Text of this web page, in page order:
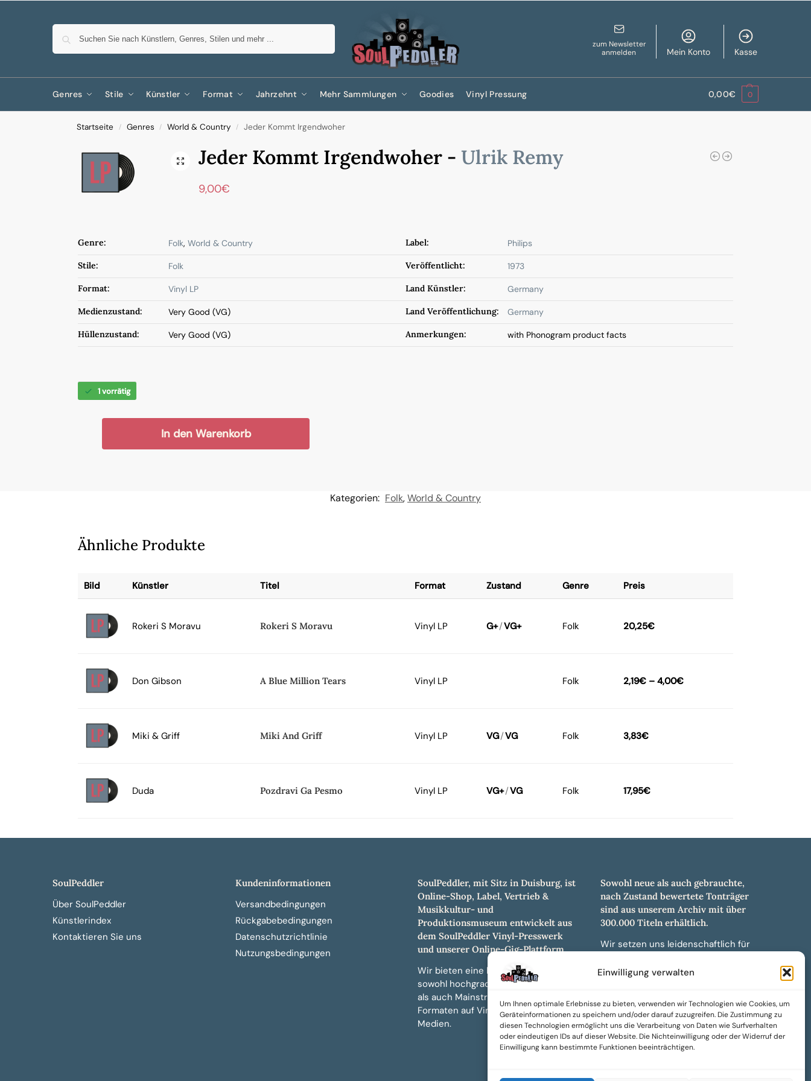
Einwilligung verwalten
Um Ihnen optimale Erlebnisse zu bieten, verwenden wir Technologien wie Cookies, um
Geräteinformationen zu speichern und/oder darauf zuzugreifen. Die Zustimmung zu
diesen Technologien ermöglicht uns die Verarbeitung von Daten wie Surfverhalten
oder eindeutigen IDs auf dieser Website. Die Nichteinwilligung oder der Widerruf der
Einwilligung kann bestimmte Funktionen beeinträchtigen.
zum Newsletter
anmelden
Mein Konto Kasse
Genres Stile Künstler Format Jahrzehnt Mehr Sammlungen Goodies Vinyl Pressung 0,00€ 0
Startseite / Genres / World & Country / Jeder Kommt Irgendwoher
Jeder Kommt Irgendwoher - Ulrik Remy
9,00€
Genre: Folk, World & Country
Stile: Folk
Format: Vinyl LP
Medienzustand: Very Good (VG)
Hüllenzustand: Very Good (VG)
Label: Philips
Veröffentlicht: 1973
Land Künstler: Germany
Land Veröffentlichung: Germany
Anmerkungen: with Phonogram product facts
1 vorrätig
In den Warenkorb
Kategorien: Folk,World & Country
Ähnliche Produkte
Bild Künstler Titel Format Zustand Genre Preis
Rokeri S Moravu Rokeri S Moravu Vinyl LP G+/VG+ Folk 20,25€
Don Gibson A Blue Million Tears Vinyl LP Folk 2,19€ – 4,00€
Miki & Griff Miki And Griff Vinyl LP VG/VG Folk 3,83€
Duda Pozdravi Ga Pesmo Vinyl LP VG+/VG Folk 17,95€
SoulPeddler
Über SoulPeddler
Künstlerindex
Kontaktieren Sie uns
Kundeninformationen
Versandbedingungen
Rückgabebedingungen
Datenschutzrichtlinie
Nutzungsbedingungen
SoulPeddler, mit Sitz in Duisburg, ist
Online-Shop, Label, Vertrieb &
Musikkultur- und
Produktionsmuseum entwickelt aus
dem SoulPeddler Vinyl-Presswerk
und unserer Online-Gig-Plattform.
Wir bieten eine breite Auswahl an
sowohl hochgradig sammelwürdigen
als auch Mainstream-Titeln und -
Formaten auf Vinyl, CD und weiteren
Medien.
Sowohl neue als auch gebrauchte,
nach Zustand bewertete Tonträger
sind aus unserem Archiv mit über
300.000 Titeln erhältlich.
Wir setzen uns leidenschaftlich für
und bieten hochwertige,
Musikindustrie.
SoulPeddler Mailorder, Records &
Vinyl Production – DUBOX –